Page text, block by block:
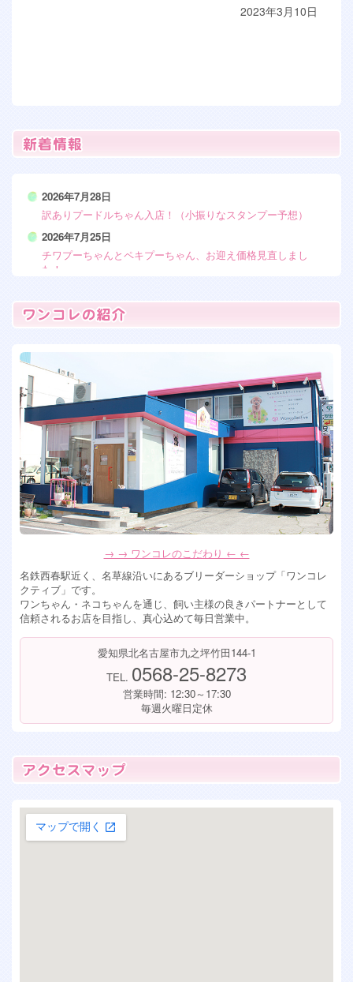
2023年3月10日
2026年7月28日
訳ありプードルちゃん入店！（小振りなスタンプー予想）
2026年7月25日
チワプーちゃんとペキプーちゃん、お迎え価格見直しまし
た！
フレンチブルドッグ女の子 残り2人！
2026年6月13日
ペキプー ミックス犬の女の子入店！
2026年6月10日
ミックス犬 ペキプー女の子入店します！
2026年5月28日
可愛すぎるミックス犬女の子達入店！ チワプー&マルシーズ
ー
2026年4月6日
ポメションMIX犬男の子、トイプードル女の子入店！
2026年1月30日
珍しい！ホワイトシュナウザー入店！
→ → ワンコレのこだわり ← ←
名鉄西春駅近く、名草線沿いにあるブリーダーショップ「ワンコレ
クティブ」です。
ワンちゃん・ネコちゃんを通じ、飼い主様の良きパートナーとして
信頼されるお店を目指し、真心込めて毎日営業中。
愛知県北名古屋市九之坪竹田144-1
TEL. 0568-25-8273
営業時間: 12:30～17:30
毎週火曜日定休
大きな地図で見る